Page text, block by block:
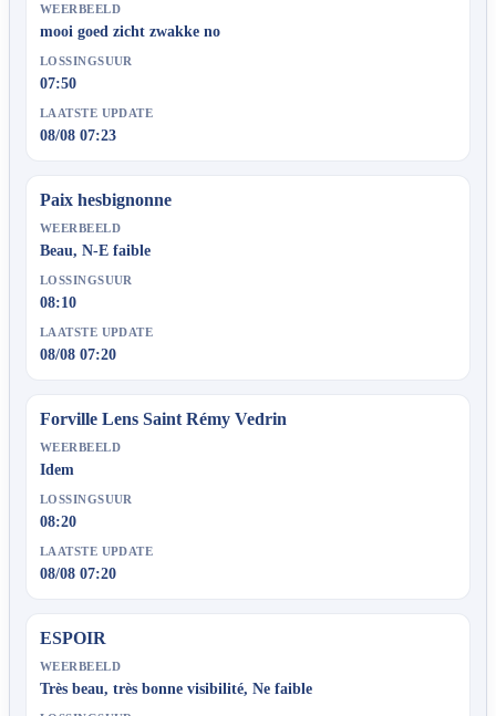
WEERBEELD
mooi goed zicht zwakke no
LOSSINGSUUR
07:50
LAATSTE UPDATE
08/08 07:23
Paix hesbignonne
WEERBEELD
Beau, N-E faible
LOSSINGSUUR
08:10
LAATSTE UPDATE
08/08 07:20
Forville Lens Saint Rémy Vedrin
WEERBEELD
Idem
LOSSINGSUUR
08:20
LAATSTE UPDATE
08/08 07:20
ESPOIR
WEERBEELD
Très beau, très bonne visibilité, Ne faible